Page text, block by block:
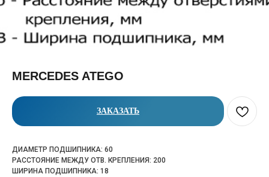
MERCEDES ATEGO
ЗАКАЗАТЬ
ДИАМЕТР ПОДШИПНИКА: 60
РАССТОЯНИЕ МЕЖДУ ОТВ. КРЕПЛЕНИЯ: 200
ШИРИНА ПОДШИПНИКА: 18